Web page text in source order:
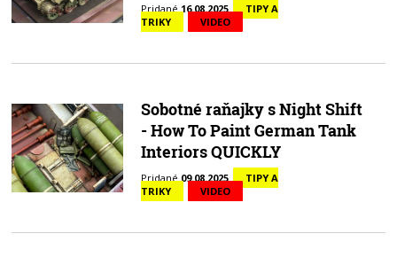
Pridané 16.08.2025
TIPY A
TRIKY
VIDEO
Sobotné raňajky s Night Shift
- How To Paint German Tank
Interiors QUICKLY
Pridané 09.08.2025
TIPY A
TRIKY
VIDEO